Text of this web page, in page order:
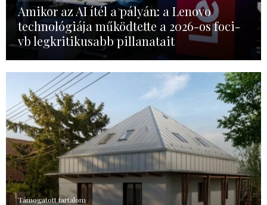
Amikor az AI ítél a pályán: a Lenovo
technológiája működtette a 2026-os foci-
vb legkritikusabb pillanatait
Támogatott tartalom